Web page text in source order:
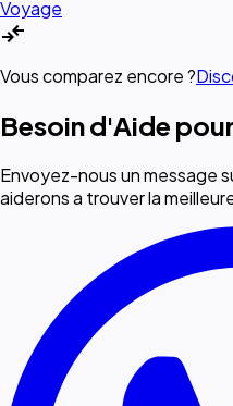
Voyage
compare_arrows
Vous comparez encore ?
Besoin d'Aide
Envoyez-nous un message
aiderons a trouver la